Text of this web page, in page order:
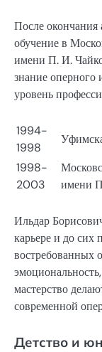
После окончания
обучение в
имени П. И.
знание оперного
уровень
1994-
1998
1998-
2003
имени
Ильдар
карьере и до сих
востребованных
мастерство
современной
Детство и